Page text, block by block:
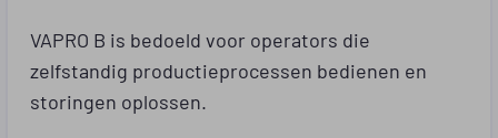
VAPRO B is bedoeld voor operators die
zelfstandig productieprocessen bedienen en
storingen oplossen.